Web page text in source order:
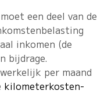
een deel van de
inkomen (de
bijdrage.
per maand
kilometerkosten-